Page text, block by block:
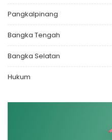
Pangkalpinang
Bangka Tengah
Bangka Selatan
Hukum